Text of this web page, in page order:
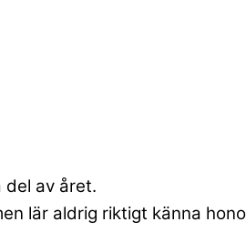
av året.
lär aldrig riktigt känna